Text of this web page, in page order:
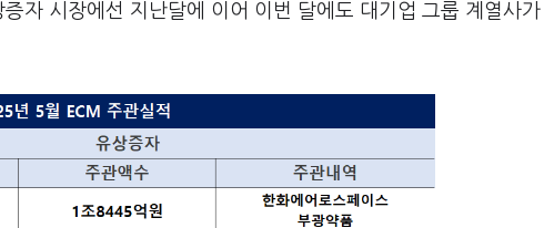
자 시장에선 지난달에 이어 이번 달에도 대기업 그룹 계열사가